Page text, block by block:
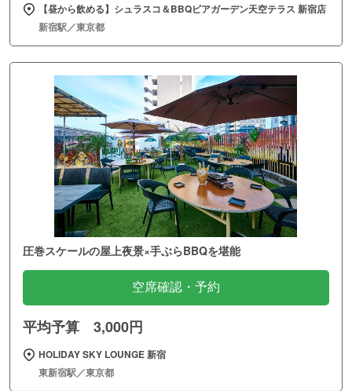
【昼から飲める】シュラスコ＆BBQビアガーデン天空テラス 新宿店
新宿駅／東京都
圧巻スケールの屋上夜景×手ぶらBBQを堪能
空席確認・予約
平均予算 3,000円
HOLIDAY SKY LOUNGE 新宿
東新宿駅／東京都